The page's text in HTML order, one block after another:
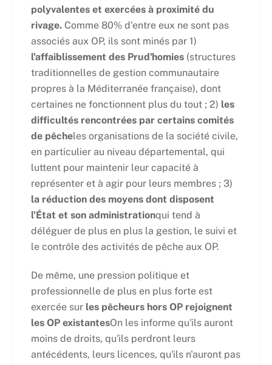
polyvalentes et exercées à proximité du
rivage.Comme 80% d'entre eux ne sont pas
associés aux OP, ils sont minés par 1)
l'affaiblissement des Prud'homies(structures
traditionnelles de gestion communautaire
propres à la Méditerranée française), dont
certaines ne fonctionnent plus du tout ; 2) les
difficultés rencontrées par certains comités
de pêcheles organisations de la société civile,
en particulier au niveau départemental, qui
luttent pour maintenir leur capacité à
représenter et à agir pour leurs membres ; 3)
la réduction des moyens dont disposent
l'État et son administrationqui tend à
déléguer de plus en plus la gestion, le suivi et
le contrôle des activités de pêche aux OP.
De même, une pression politique et
professionnelle de plus en plus forte est
exercée sur les pêcheurs hors OP rejoignent
les OP existantesOn les informe qu'ils auront
moins de droits, qu'ils perdront leurs
antécédents, leurs licences, qu'ils n'auront pas